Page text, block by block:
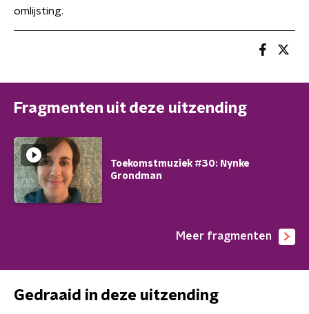
omlijsting.
Fragmenten uit deze uitzending
Toekomstmuziek #30: Nynke
Grondman
Meer fragmenten
Gedraaid in deze uitzending